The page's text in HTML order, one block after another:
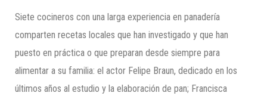
Siete cocineros con una larga experiencia en panadería
comparten recetas locales que han investigado y que han
puesto en práctica o que preparan desde siempre para
alimentar a su familia: el actor Felipe Braun, dedicado en los
últimos años al estudio y la elaboración de pan; Francisca